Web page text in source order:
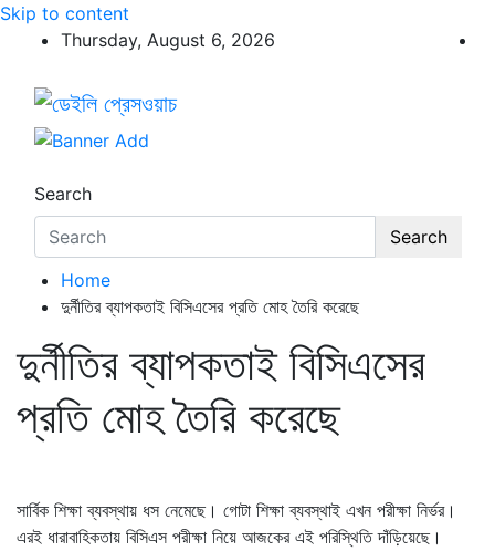
Skip to content
Thursday, August 6, 2026
ডেইলি প্রেসওয়াচ
ডেইলি প্রেসওয়াচ মুক্তিযুদ্ধের চেতনায় উদ্বুদ্ধ মুখপত্র
Search
Search
Home
দুর্নীতির ব্যাপকতাই বিসিএসের প্রতি মোহ তৈরি করেছে
দুর্নীতির ব্যাপকতাই বিসিএসের
প্রতি মোহ তৈরি করেছে
সার্বিক শিক্ষা ব্যবস্থায় ধস নেমেছে। গোটা শিক্ষা ব্যবস্থাই এখন পরীক্ষা নির্ভর।
এরই ধারাবাহিকতায় বিসিএস পরীক্ষা নিয়ে আজকের এই পরিস্থিতি দাঁড়িয়েছে।